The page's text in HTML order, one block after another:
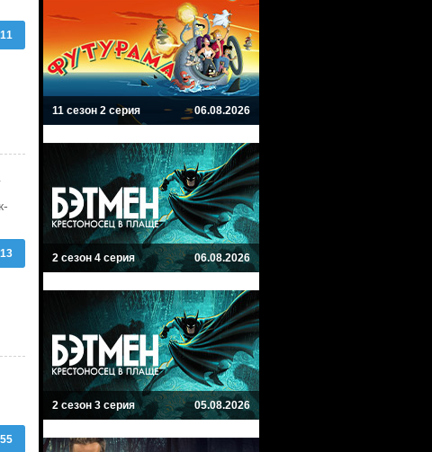
11
13
55
11 сезон 2 серия 06.08.2026
2 сезон 4 серия 06.08.2026
2 сезон 3 серия 05.08.2026